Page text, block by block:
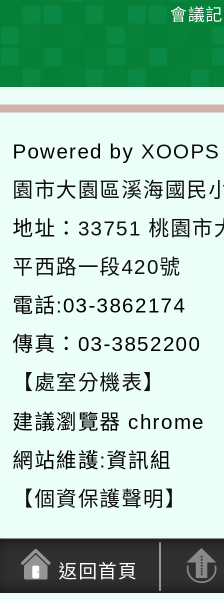
會議
Powered by XOOPS
園市大園區溪海國民
地址： 33751 桃園市
平西路一段420號
電話:03-3862174
傳真：03-3852200
【處室分機表】
建議瀏覽器 chrome
網站維護:資訊組
【個資保護聲明】
返回首頁